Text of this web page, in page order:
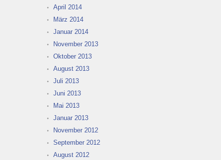
April 2014
März 2014
Januar 2014
November 2013
Oktober 2013
August 2013
Juli 2013
Juni 2013
Mai 2013
Januar 2013
November 2012
September 2012
August 2012